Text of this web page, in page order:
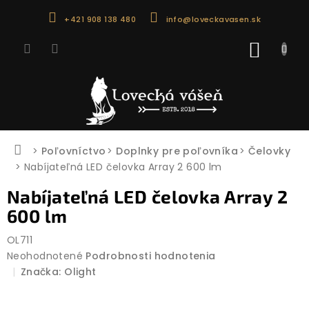
+421 908 138 480 info@loveckavasen.sk
Domov
Poľovníctvo Doplnky pre poľovníka
Čelovky
Nabíjateľná LED čelovka Array 2 600 lm
Nabíjateľná LED čelovka Array 2
600 lm
OL711
Priemerné
hodnotenie
Neohodnotené Podrobnosti hodnotenia
Značka: Olight